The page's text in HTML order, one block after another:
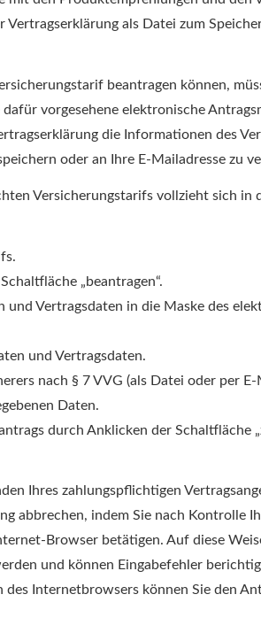
Vertragserklärung als Datei zum
beantragen können,
vorgesehene elektronische
die Informationen des
oder an Ihre E-Mailadresse zu
Versicherungstarifs vollzieht sich in
„beantragen“.
und Vertragsdaten in die Maske des
und Vertragsdaten.
nach § 7 VVG (als Datei oder per E-
Daten.
durch Anklicken der Schaltfläche
Ihres zahlungspflichtigen
abbrechen, indem Sie nach Kontrolle
Browser betätigen. Auf diese
und können Eingabefehler
Internetbrowsers können Sie den